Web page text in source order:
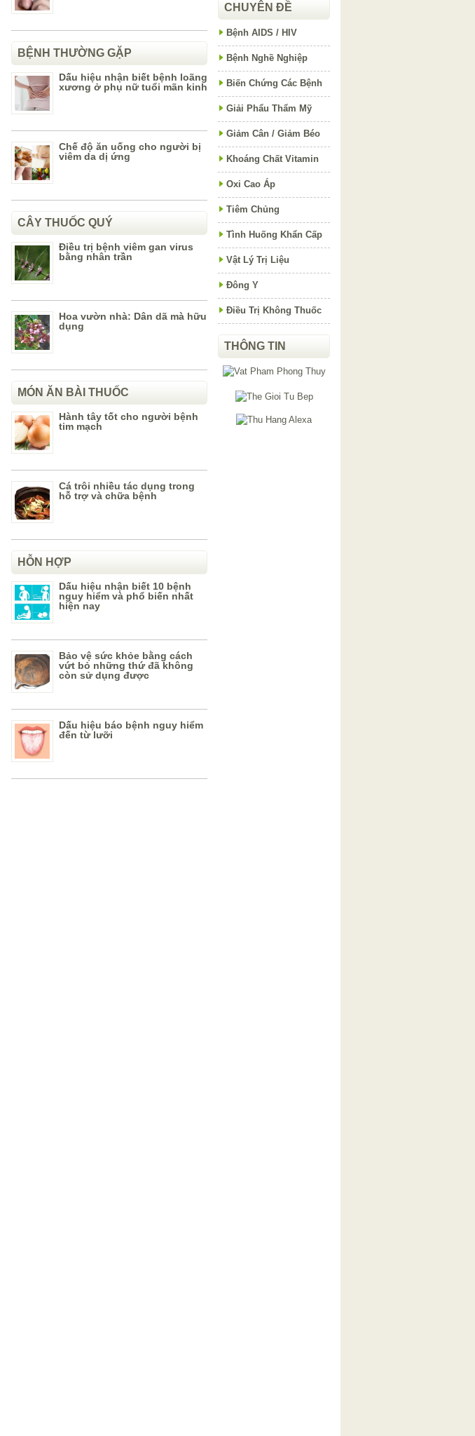
BỆNH THƯỜNG GẶP
Dấu hiệu nhận biết bệnh loãng
xương ở phụ nữ tuổi mãn kinh
Chế độ ăn uống cho người bị
viêm da dị ứng
CÂY THUỐC QUÝ
Điều trị bệnh viêm gan virus
bằng nhân trần
Hoa vườn nhà: Dân dã mà hữu
dụng
MÓN ĂN BÀI THUỐC
Hành tây tốt cho người bệnh
tim mạch
Cá trôi nhiều tác dụng trong
hỗ trợ và chữa bệnh
HỖN HỢP
Dấu hiệu nhận biết 10 bệnh
nguy hiểm và phổ biến nhất
hiện nay
Bảo vệ sức khỏe bằng cách
vứt bỏ những thứ đã không
còn sử dụng được
Dấu hiệu báo bệnh nguy hiểm
đến từ lưỡi
CHUYÊN ĐỀ
Bệnh AIDS / HIV
Bệnh Nghề Nghiệp
Biến Chứng Các Bệnh
Giải Phẩu Thẩm Mỹ
Giảm Cân / Giảm Béo
Khoáng Chất Vitamin
Oxi Cao Áp
Tiêm Chủng
Tình Huống Khẩn Cấp
Vật Lý Trị Liệu
Đông Y
Điều Trị Không Thuốc
THÔNG TIN